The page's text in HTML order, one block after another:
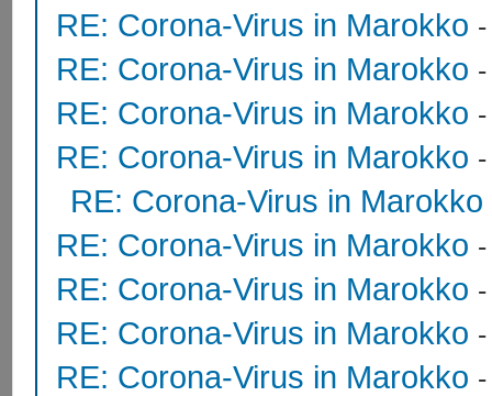
RE: Corona-Virus in Marokko
RE: Corona-Virus in Marokko
RE: Corona-Virus in Marokko
RE: Corona-Virus in Marokko
RE: Corona-Virus in Marokko
RE: Corona-Virus in Marokko
RE: Corona-Virus in Marokko
RE: Corona-Virus in Marokko
RE: Corona-Virus in Marokko